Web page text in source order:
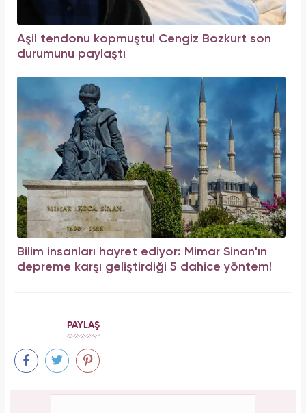
Aşil tendonu kopmuştu! Cengiz Bozkurt son
durumunu paylaştı
Bilim insanları hayret ediyor: Mimar Sinan'ın
depreme karşı geliştirdiği 5 dahice yöntem!
PAYLAŞ